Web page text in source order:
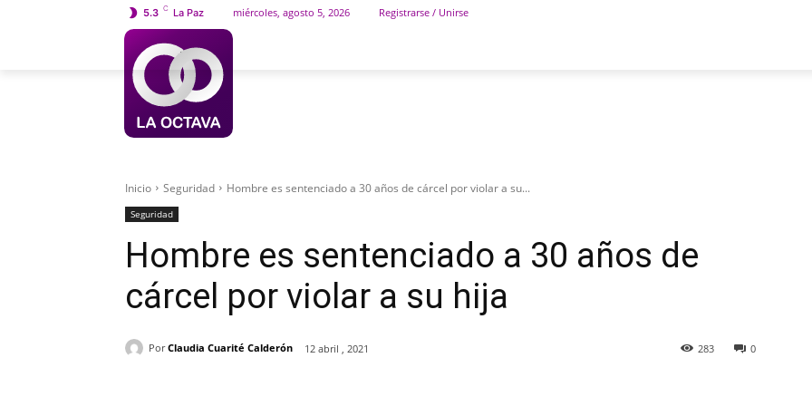
5.3 C La Paz miércoles, agosto 5, 2026 Registrarse / Unirse
Inicio Seguridad Hombre es sentenciado a 30 años de cárcel por violar a su...
Seguridad
Hombre es sentenciado a 30 años de
cárcel por violar a su hija
Por Claudia Cuarité Calderón 12 abril , 2021 0
283